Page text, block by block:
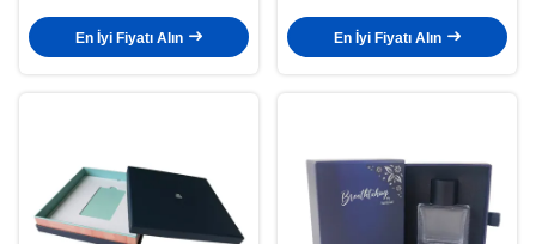
En İyi Fiyatı Alın En İyi Fiyatı Alın